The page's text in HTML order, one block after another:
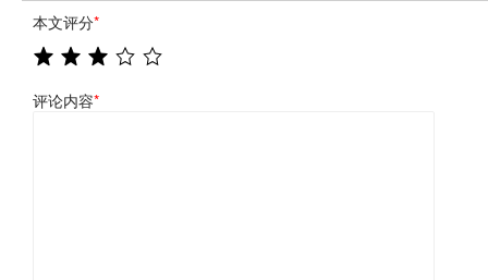
本文评分*
评论内容*